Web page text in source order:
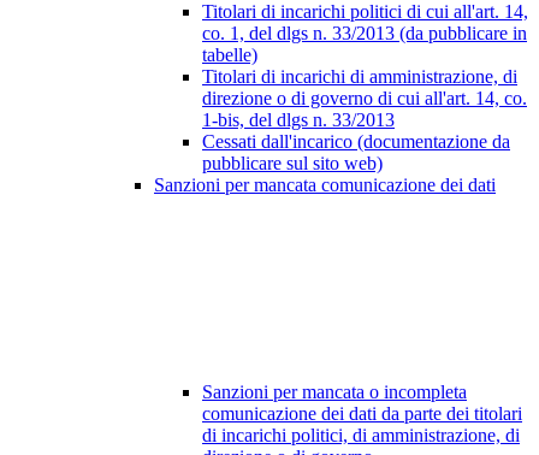
Titolari di incarichi politici di cui all'art. 14,
co. 1, del dlgs n. 33/2013 (da pubblicare in
tabelle)
Titolari di incarichi di amministrazione, di
direzione o di governo di cui all'art. 14, co.
1-bis, del dlgs n. 33/2013
Cessati dall'incarico (documentazione da
pubblicare sul sito web)
Sanzioni per mancata comunicazione dei dati
Sanzioni per mancata o incompleta
comunicazione dei dati da parte dei titolari
di incarichi politici, di amministrazione, di